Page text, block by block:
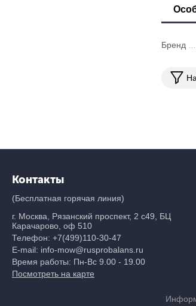
Бренд
Контакты
(Бесплатная горячая линия)
г. Москва, Рязанский проспект, 2 с49, БЦ
Карачарово, оф 510
Телефон: +7(499)110-30-47
E-mail: info-mow@rusprobalans.ru
Время работы: Пн-Вс 9.00 - 19.00
Посмотреть на карте